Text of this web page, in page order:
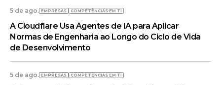
5 de ago. EMPRESAS COMPETÊNCIAS EM TI
A Cloudflare Usa Agentes de IA para Aplicar
Normas de Engenharia ao Longo do Ciclo de Vida
de Desenvolvimento
5 de ago. EMPRESAS COMPETÊNCIAS EM TI